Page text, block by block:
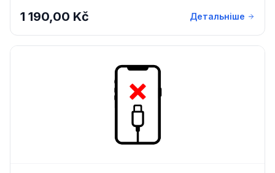
1 190,00 Kč Детальніше